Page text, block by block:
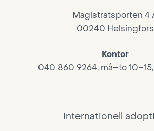
Magistratsporten 4
00240 Helsingfors
Kontor
040 860 9264, må–to
Internationell